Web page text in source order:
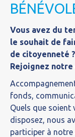
Vous avez du
le souhait de
de citoyenneté ?
Rejoignez
fonds,
Quels que
disposez, nous
participer à